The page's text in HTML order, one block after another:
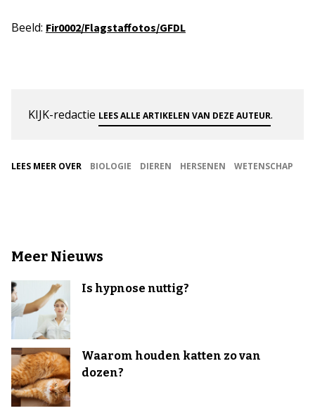
Beeld: Fir0002/Flagstaffotos/GFDL
KIJK-redactie LEES ALLE ARTIKELEN VAN DEZE AUTEUR.
LEES MEER OVER BIOLOGIE DIEREN HERSENEN WETENSCHAP
Meer Nieuws
Is hypnose nuttig?
Waarom houden katten zo van
dozen?